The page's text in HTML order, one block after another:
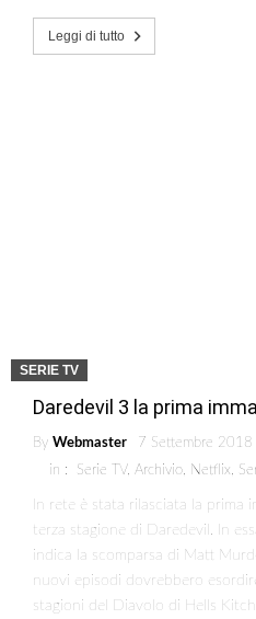
Leggi di tutto
SERIE TV
Daredevil 3 la prima
By Webmaster
7 Settembre 2018
in : Serie TV, Archivio, Netflix,
In rete è stata rilasciata la prima
terza stagione di Daredevil. In
indica la scomparsa di Matt
nuovi episodi dovrebbero
stagioni del Diavolo di Hells